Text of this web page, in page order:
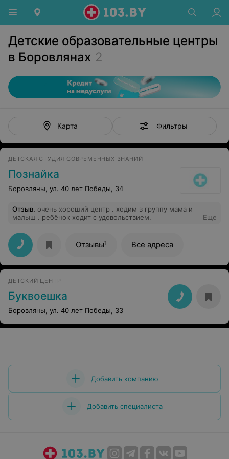
Детские образовательные центры
в Боровлянах 2
Карта Фильтры
ДЕТСКАЯ СТУДИЯ СОВРЕМЕННЫХ ЗНАНИЙ
Познайка
Боровляны, ул. 40 лет Победы, 34
Отзыв. очень хороший центр . ходим в группу мама и
малыш . ребёнок ходит с удовольствием.
Еще
Отзывы1 Все адреса
ДЕТСКИЙ ЦЕНТР
Буквоешка
Боровляны, ул. 40 лет Победы, 33
Добавить компанию
Добавить специалиста